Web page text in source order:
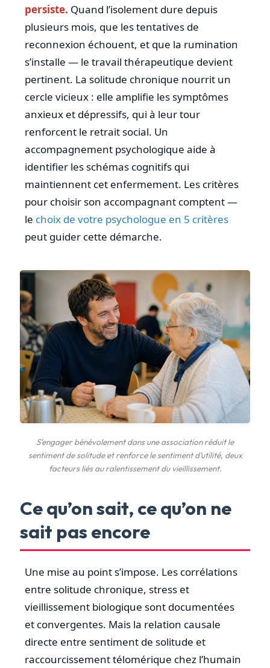
persiste. Quand l’isolement dure depuis
plusieurs mois, que les tentatives de
reconnexion échouent, et que la rumination
s’installe — le travail thérapeutique devient
pertinent. La solitude chronique nourrit un
cercle vicieux : elle amplifie les symptômes
anxieux et dépressifs, qui à leur tour
renforcent le retrait social. Un
accompagnement psychologique aide à
identifier les schémas cognitifs qui
maintiennent cet enfermement. Les critères
pour choisir son accompagnant comptent —
le choix de votre psychologue en 5 critères
peut guider cette démarche.
S’engager bénévolement dans une association réduit le
sentiment de solitude et renforce le sentiment d’utilité, deux
facteurs liés au ralentissement du vieillissement.
Ce qu’on sait, ce qu’on ne
sait pas encore
Une mise au point s’impose. Les corrélations
entre solitude chronique, stress et
vieillissement biologique sont documentées
et convergentes. Mais la relation causale
directe entre sentiment de solitude et
raccourcissement télomérique chez l’humain